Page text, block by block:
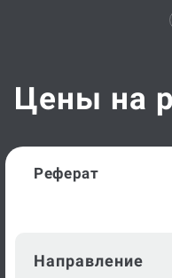
Цены на
Реферат
Направление